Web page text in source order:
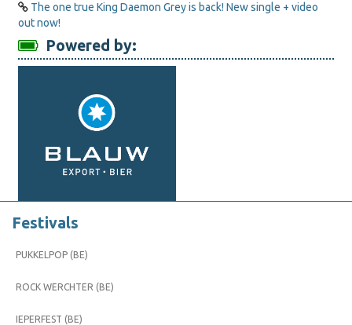
The one true King Daemon Grey is back! New single + video
out now!
Powered by:
Festivals
PUKKELPOP (BE)
ROCK WERCHTER (BE)
IEPERFEST (BE)